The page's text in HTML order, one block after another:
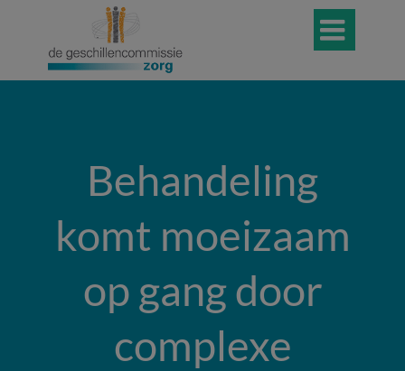

Behandeling
komt moeizaam
op gang door
complexe